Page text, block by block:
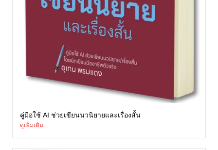
คู่มือใช้ AI ช่วยเขียนนวนิยายและเรื่องสั้น
ดูเพิ่มเติม